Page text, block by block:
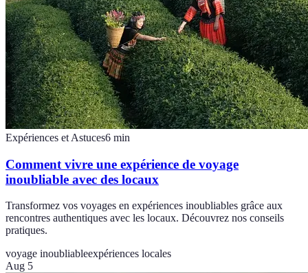
Expériences et Astuces6 min
Comment vivre une expérience de voyage
inoubliable avec des locaux
Transformez vos voyages en expériences inoubliables grâce aux
rencontres authentiques avec les locaux. Découvrez nos conseils
pratiques.
voyage inoubliableexpériences locales
Aug 5